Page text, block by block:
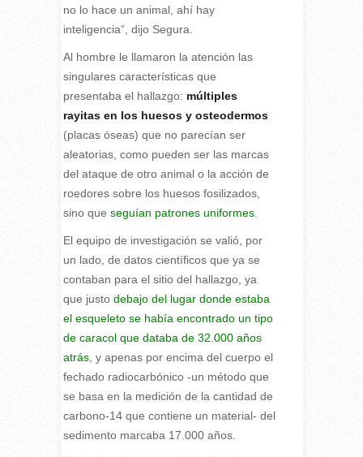
no lo hace un animal, ahí hay
inteligencia”, dijo Segura.
Al hombre le llamaron la atención las
singulares características que
presentaba el hallazgo: múltiples
rayitas en los huesos y osteodermos
(placas óseas) que no parecían ser
aleatorias, como pueden ser las marcas
del ataque de otro animal o la acción de
roedores sobre los huesos fosilizados,
sino que seguían patrones uniformes.
El equipo de investigación se valió, por
un lado, de datos científicos que ya se
contaban para el sitio del hallazgo, ya
que justo debajo del lugar donde estaba
el esqueleto se había encontrado un tipo
de caracol que databa de 32.000 años
atrás, y apenas por encima del cuerpo el
fechado radiocarbónico -un método que
se basa en la medición de la cantidad de
carbono-14 que contiene un material- del
sedimento marcaba 17.000 años.